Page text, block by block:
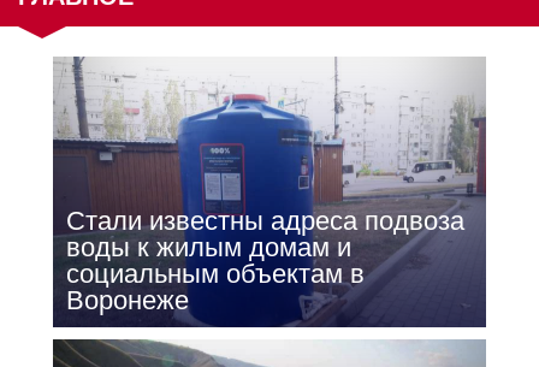
Стали известны адреса подвоза
воды к жилым домам и
социальным объектам в
Воронеже